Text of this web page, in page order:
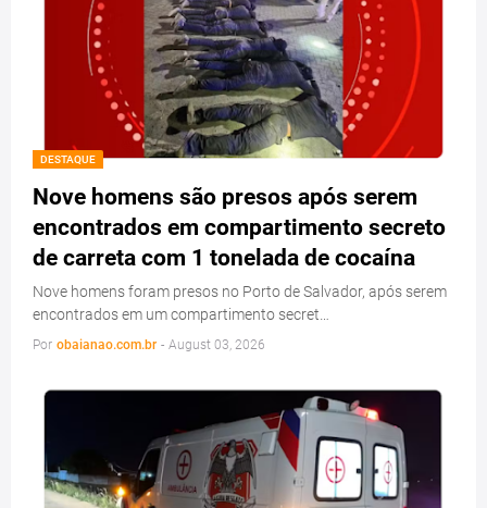
DESTAQUE
Nove homens são presos após serem
encontrados em compartimento secreto
de carreta com 1 tonelada de cocaína
Nove homens foram presos no Porto de Salvador, após serem
encontrados em um compartimento secret…
Por obaianao.com.br - August 03, 2026